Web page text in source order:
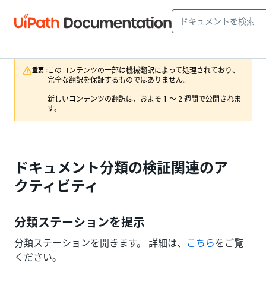
重要 :このコンテンツの一部は機械翻訳によって処理されており、
完全な翻訳を保証するものではありません。
新しいコンテンツの翻訳は、およそ 1 ～ 2 週間で公開されま
す。
ドキュメント分類の検証関連のア
クティビティ
分類ステーションを提示
分類ステーションを開きます。 詳細は、 こちらをご覧
ください。